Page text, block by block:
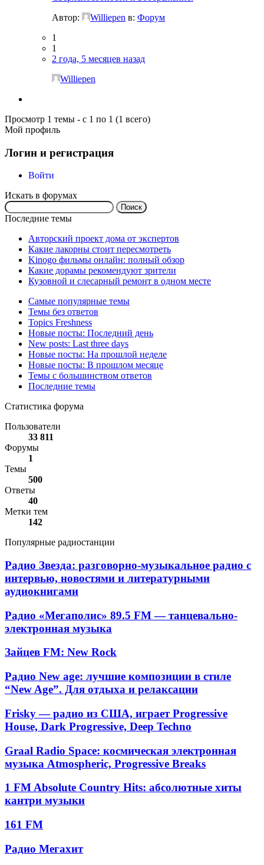
Автор:
Williepen в: Форум
1
1
2 года, 5 месяцев назад
Williepen
Просмотр 1 темы - с 1 по 1 (1 всего)
Мой профиль
Логин и регистрация
Войти
Искать в форумах
Поиск:
Последние темы
Авторский проект дома от экспертов
Какие лакорны стоит пересмотреть
Kinogo фильмы онлайн: полный обзор
Какие дорамы рекомендуют зрители
Кузовной и слесарный ремонт в одном месте
Самые популярные темы
Темы без ответов
Topics Freshness
Новые посты: Последний день
New posts: Last three days
Новые посты: На прошлой неделе
Новые посты: В прошлом месяце
Темы с большинством ответов
Последние темы
Статистика форума
Пользователи
33 811
Форумы
1
Темы
500
Ответы
40
Метки тем
142
Популярные радиостанции
Радио
Звезда:
разговорно-
музыкальное
с
интервью,
новостями
и
литературными
Радио Звезда: разговорно-музыкальное радио с
интервью, новостями и литературными
аудиокнигами
Радио
«Мегаполис»
89.5
—
электронная
музыка
Радио «Мегаполис» 89.5 FM — танцевально-
электронная музыка
Зайцев
New
Rock
Зайцев FM: New Rock
Радио
New
age:
композиции
в
“New
Для
и
релаксации
Радио New age: лучшие композиции в стиле
“New Age”. Для отдыха и релаксации
Frisky
—
радио
США,
играет
House,
Dark
Progressive,
Techno
Frisky — радио из США, играет Progressive
House, Dark Progressive, Deep Techno
Graal
Space:
электронная
музыка
Progressive
Graal Radio Space: космическая электронная
музыка Atmospheric, Progressive Breaks
1
Absolute
Hits:
хиты
1 FM Absolute Country Hits: абсолютные хиты
кантри музыки
161
161 FM
Радио
Мегахит
Радио Мегахит